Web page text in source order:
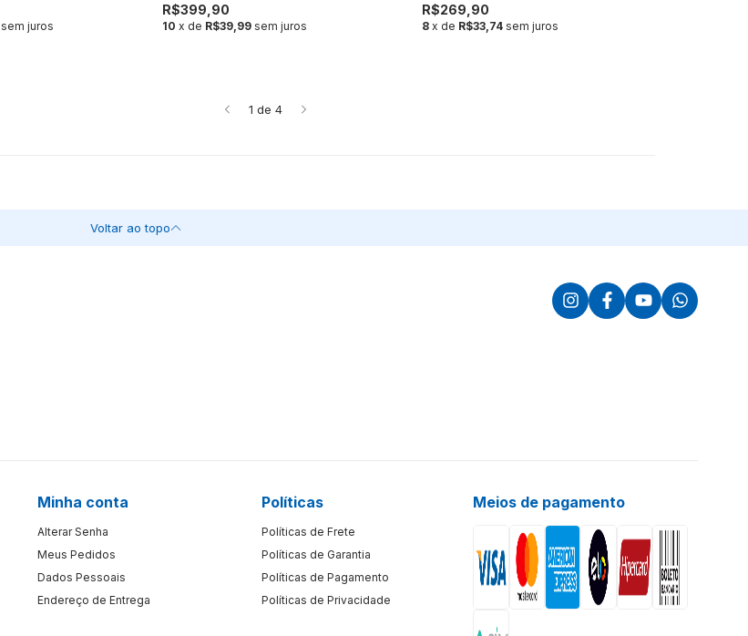
sem juros
R$399,90
10 x de R$39,99 sem juros
R$269,90
8 x de R$33,74 sem juros
1 de 4
Voltar ao topo
Minha conta
Alterar Senha
Meus Pedidos
Dados Pessoais
Endereço de Entrega
Políticas
Políticas de Frete
Políticas de Garantia
Políticas de Pagamento
Políticas de Privacidade
Meios de pagamento